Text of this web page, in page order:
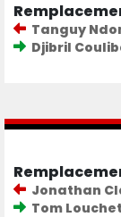
Tanguy
Djibril
Jonathan
Tom Louchet